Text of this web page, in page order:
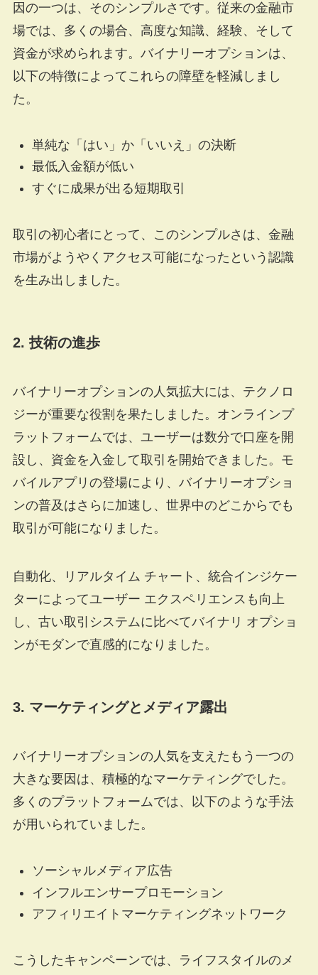
因の一つは、そのシンプルさです。従来の金融市
場では、多くの場合、高度な知識、経験、そして
資金が求められます。バイナリーオプションは、
以下の特徴によってこれらの障壁を軽減しまし
た。
単純な「はい」か「いいえ」の決断
最低入金額が低い
すぐに成果が出る短期取引
取引の初心者にとって、このシンプルさは、金融
市場がようやくアクセス可能になったという認識
を生み出しました。
2. 技術の進歩
バイナリーオプションの人気拡大には、テクノロ
ジーが重要な役割を果たしました。オンラインプ
ラットフォームでは、ユーザーは数分で口座を開
設し、資金を入金して取引を開始できました。モ
バイルアプリの登場により、バイナリーオプショ
ンの普及はさらに加速し、世界中のどこからでも
取引が可能になりました。
自動化、リアルタイム チャート、統合インジケー
ターによってユーザー エクスペリエンスも向上
し、古い取引システムに比べてバイナリ オプショ
ンがモダンで直感的になりました。
3. マーケティングとメディア露出
バイナリーオプションの人気を支えたもう一つの
大きな要因は、積極的なマーケティングでした。
多くのプラットフォームでは、以下のような手法
が用いられていました。
ソーシャルメディア広告
インフルエンサープロモーション
アフィリエイトマーケティングネットワーク
こうしたキャンペーンでは、ライフスタイルのメ